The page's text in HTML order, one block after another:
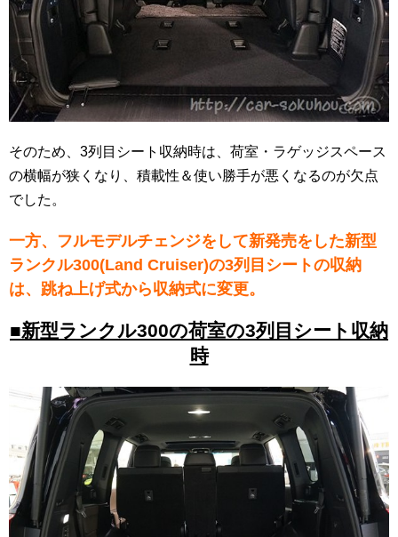
そのため、3列目シート収納時は、荷室・ラゲッジスペース
の横幅が狭くなり、積載性＆使い勝手が悪くなるのが欠点
でした。
一方、フルモデルチェンジをして新発売をした新型
ランクル300(Land Cruiser)の3列目シートの収納
は、跳ね上げ式から収納式に変更。
■新型ランクル300の荷室の3列目シート収納
時